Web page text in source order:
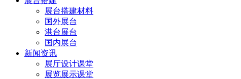
展台搭建材料
国外展台
港台展台
国内展台
新闻资讯
展厅设计课堂
展览展示课堂